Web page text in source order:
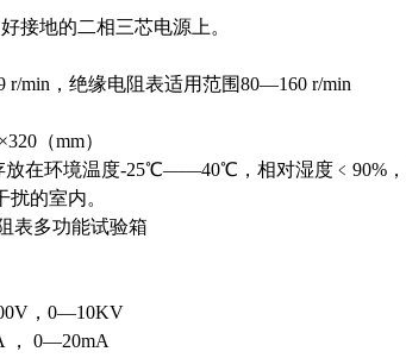
接地的二相三芯电源上。
min，绝缘电阻表适用范围80—160 r/min
（mm）
放在环境温度-25℃——40℃，相对湿度﹤90%
的室内。
表多功能试验箱
，0—10KV
0—20mA